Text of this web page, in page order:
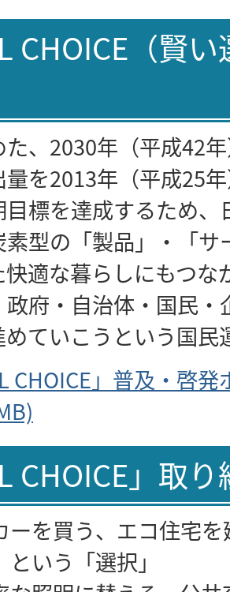
CHOICE（賢
、2030年（平成42
量を2013年（平成25
目標を達成するため
素型の「製品」・「
適な暮らしにもつな
府・自治体・国民
ていこうという国民
CHOICE」普及・啓
CHOICE」取
ーを買う、エコ住宅
という「選択」